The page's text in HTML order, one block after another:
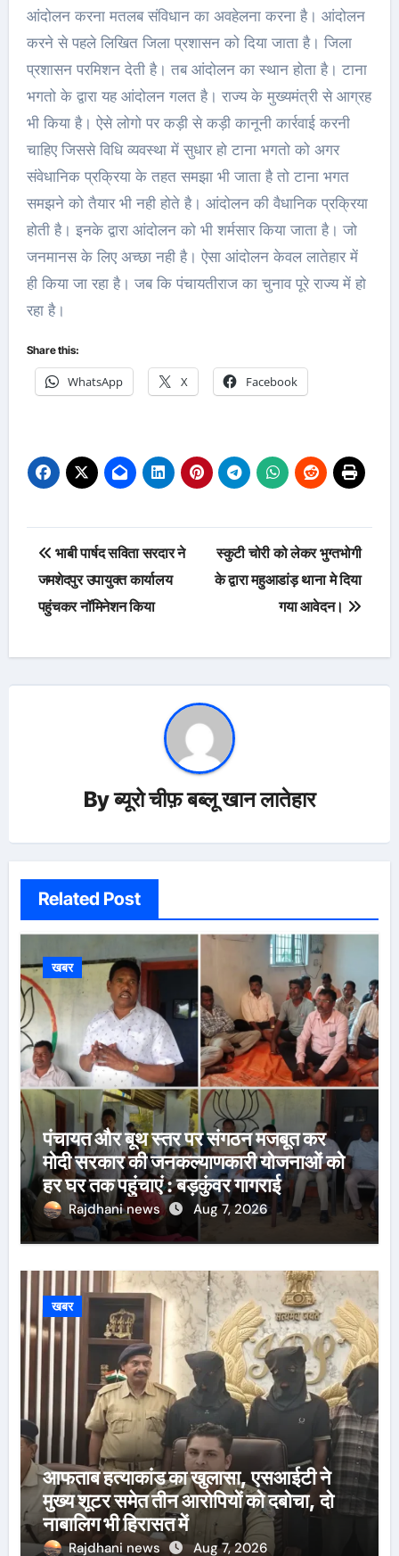
आंदोलन करना मतलब संविधान का अवहेलना करना है। आंदोलन
करने से पहले लिखित जिला प्रशासन को दिया जाता है। जिला
प्रशासन परमिशन देती है। तब आंदोलन का स्थान होता है। टाना
भगतो के द्वारा यह आंदोलन गलत है। राज्य के मुख्यमंत्री से आग्रह
भी किया है। ऐसे लोगो पर कड़ी से कड़ी कानूनी कार्रवाई करनी
चाहिए जिससे विधि व्यवस्था में सुधार हो टाना भगतो को अगर
संवेधानिक प्रक्रिया के तहत समझा भी जाता है तो टाना भगत
समझने को तैयार भी नही होते है। आंदोलन की वैधानिक प्रक्रिया
होती है। इनके द्वारा आंदोलन को भी शर्मसार किया जाता है। जो
जनमानस के लिए अच्छा नही है। ऐसा आंदोलन केवल लातेहार में
ही किया जा रहा है। जब कि पंचायतीराज का चुनाव पूरे राज्य में हो
रहा है।
Share this:
WhatsApp X Facebook
Post
navigation
भाबी पार्षद सविता सरदार ने
जमशेदपुर उपायुक्त कार्यालय
पहुंचकर नॉमिनेशन किया
स्कुटी चोरी को लेकर भुग्तभोगी
के द्वारा महुआडांड़ थाना मे दिया
गया आवेदन।
Byब्यूरो चीफ़ बब्लू खान लातेहार
Related Post
खबर
पंचायत और बूथ स्तर पर संगठन मजबूत कर
मोदी सरकार की जनकल्याणकारी योजनाओं को
हर घर तक पहुंचाएं : बड़कुंवर गागराई
Rajdhani news Aug 7, 2026
खबर
आफताब हत्याकांड का खुलासा, एसआईटी ने
मुख्य शूटर समेत तीन आरोपियों को दबोचा, दो
नाबालिग भी हिरासत में
Rajdhani news Aug 7, 2026